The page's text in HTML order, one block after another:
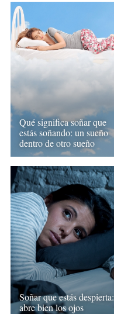
Qué significa soñar que
estás soñando: un sueño
dentro de otro sueño
Soñar que estás despierta:
abre bien los ojos